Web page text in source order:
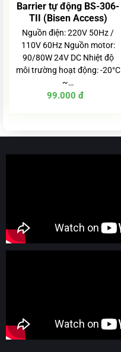
Barrier tự động BS-306-
TII (Bisen Access)
Nguồn điện: 220V 50Hz /
110V 60Hz Nguồn motor:
90/80W 24V DC Nhiệt độ
môi trường hoạt động: -20°C
~…
99.000 đ